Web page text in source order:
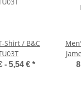
Shirt / B&C
- 5,54 € *